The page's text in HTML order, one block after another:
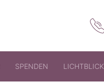
SPENDEN LICHTBLICK